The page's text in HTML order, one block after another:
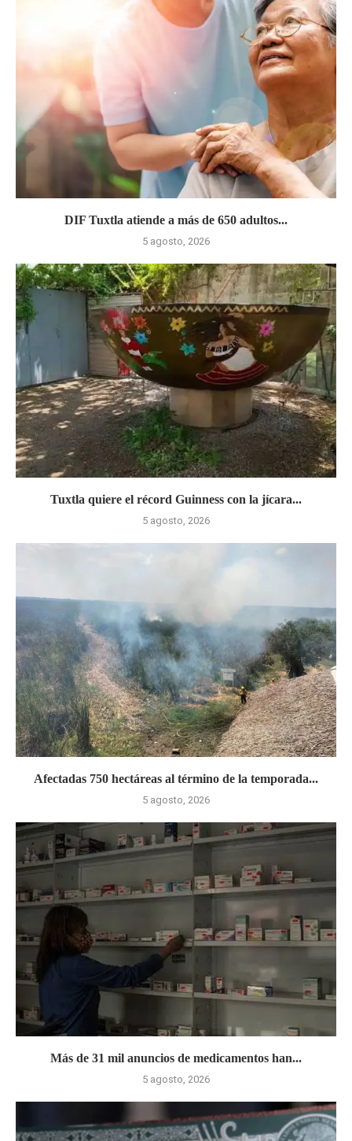
DIF Tuxtla atiende a más de 650 adultos...
5 agosto, 2026
Tuxtla quiere el récord Guinness con la jícara...
5 agosto, 2026
Afectadas 750 hectáreas al término de la temporada...
5 agosto, 2026
Más de 31 mil anuncios de medicamentos han...
5 agosto, 2026